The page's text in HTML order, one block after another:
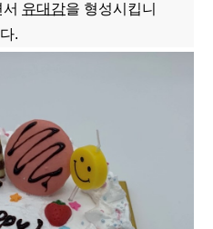
유대감을 형성시킵니
다.